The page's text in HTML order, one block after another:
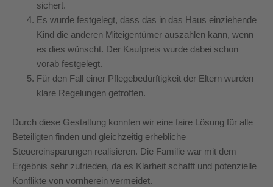
sichert.
Es wurde festgelegt, dass das in das Haus einziehende
Kind die anderen Miteigentümer auszahlen kann, wenn
es dies wünscht. Der Kaufpreis wurde dabei schon
vorab festgelegt.
Für den Fall einer Pflegebedürftigkeit der Eltern wurden
klare Regelungen getroffen.
Durch diese Gestaltung konnten wir eine faire Lösung für alle
Beteiligten finden und gleichzeitig erhebliche
Steuereinsparungen realisieren. Die Familie war mit dem
Ergebnis sehr zufrieden, da es Klarheit schafft und potenzielle
Konflikte von vornherein vermeidet.